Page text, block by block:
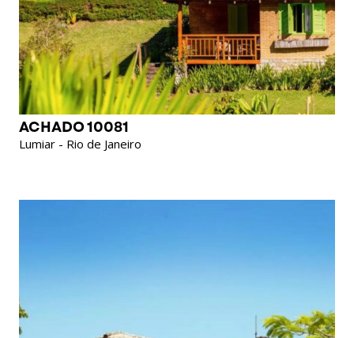
ACHADO 10081
Lumiar - Rio de Janeiro